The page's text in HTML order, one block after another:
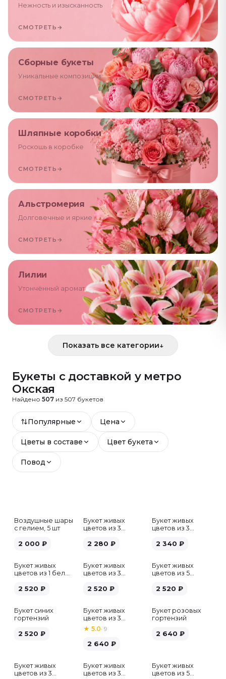
Нежность и изысканность
СМОТРЕТЬ →
Сборные букеты
Уникальные композиции
СМОТРЕТЬ →
Шляпные коробки
Роскошь в коробке
СМОТРЕТЬ →
Альстромерия
Долговечные и яркие
СМОТРЕТЬ →
Лилии
Утончённый аромат
СМОТРЕТЬ →
Показать все категории↓
Букеты с доставкой у метро
Окская
Найдено 507 из 507 букетов
Популярные Цена
Цветы в составе Цвет букета
Повод
Воздушные шары
с гелием, 5 шт
2 000 ₽
Букет живых
цветов из 3
2 280 ₽
Букет живых
цветов из 3
2 340 ₽
Букет живых
цветов из 1 белой
2 520 ₽
Букет живых
цветов из 3
2 520 ₽
Букет живых
цветов из 5
микс
2 520 ₽
Букет синих
гортензий
2 520 ₽
Букет живых
цветов из 3
розовых пионов
★ 5.0· 9
2 640 ₽
Букет розовых
гортензий
2 640 ₽
Букет живых
цветов из 3
Букет живых
цветов из 3
Хит
Букет живых
цветов из 5